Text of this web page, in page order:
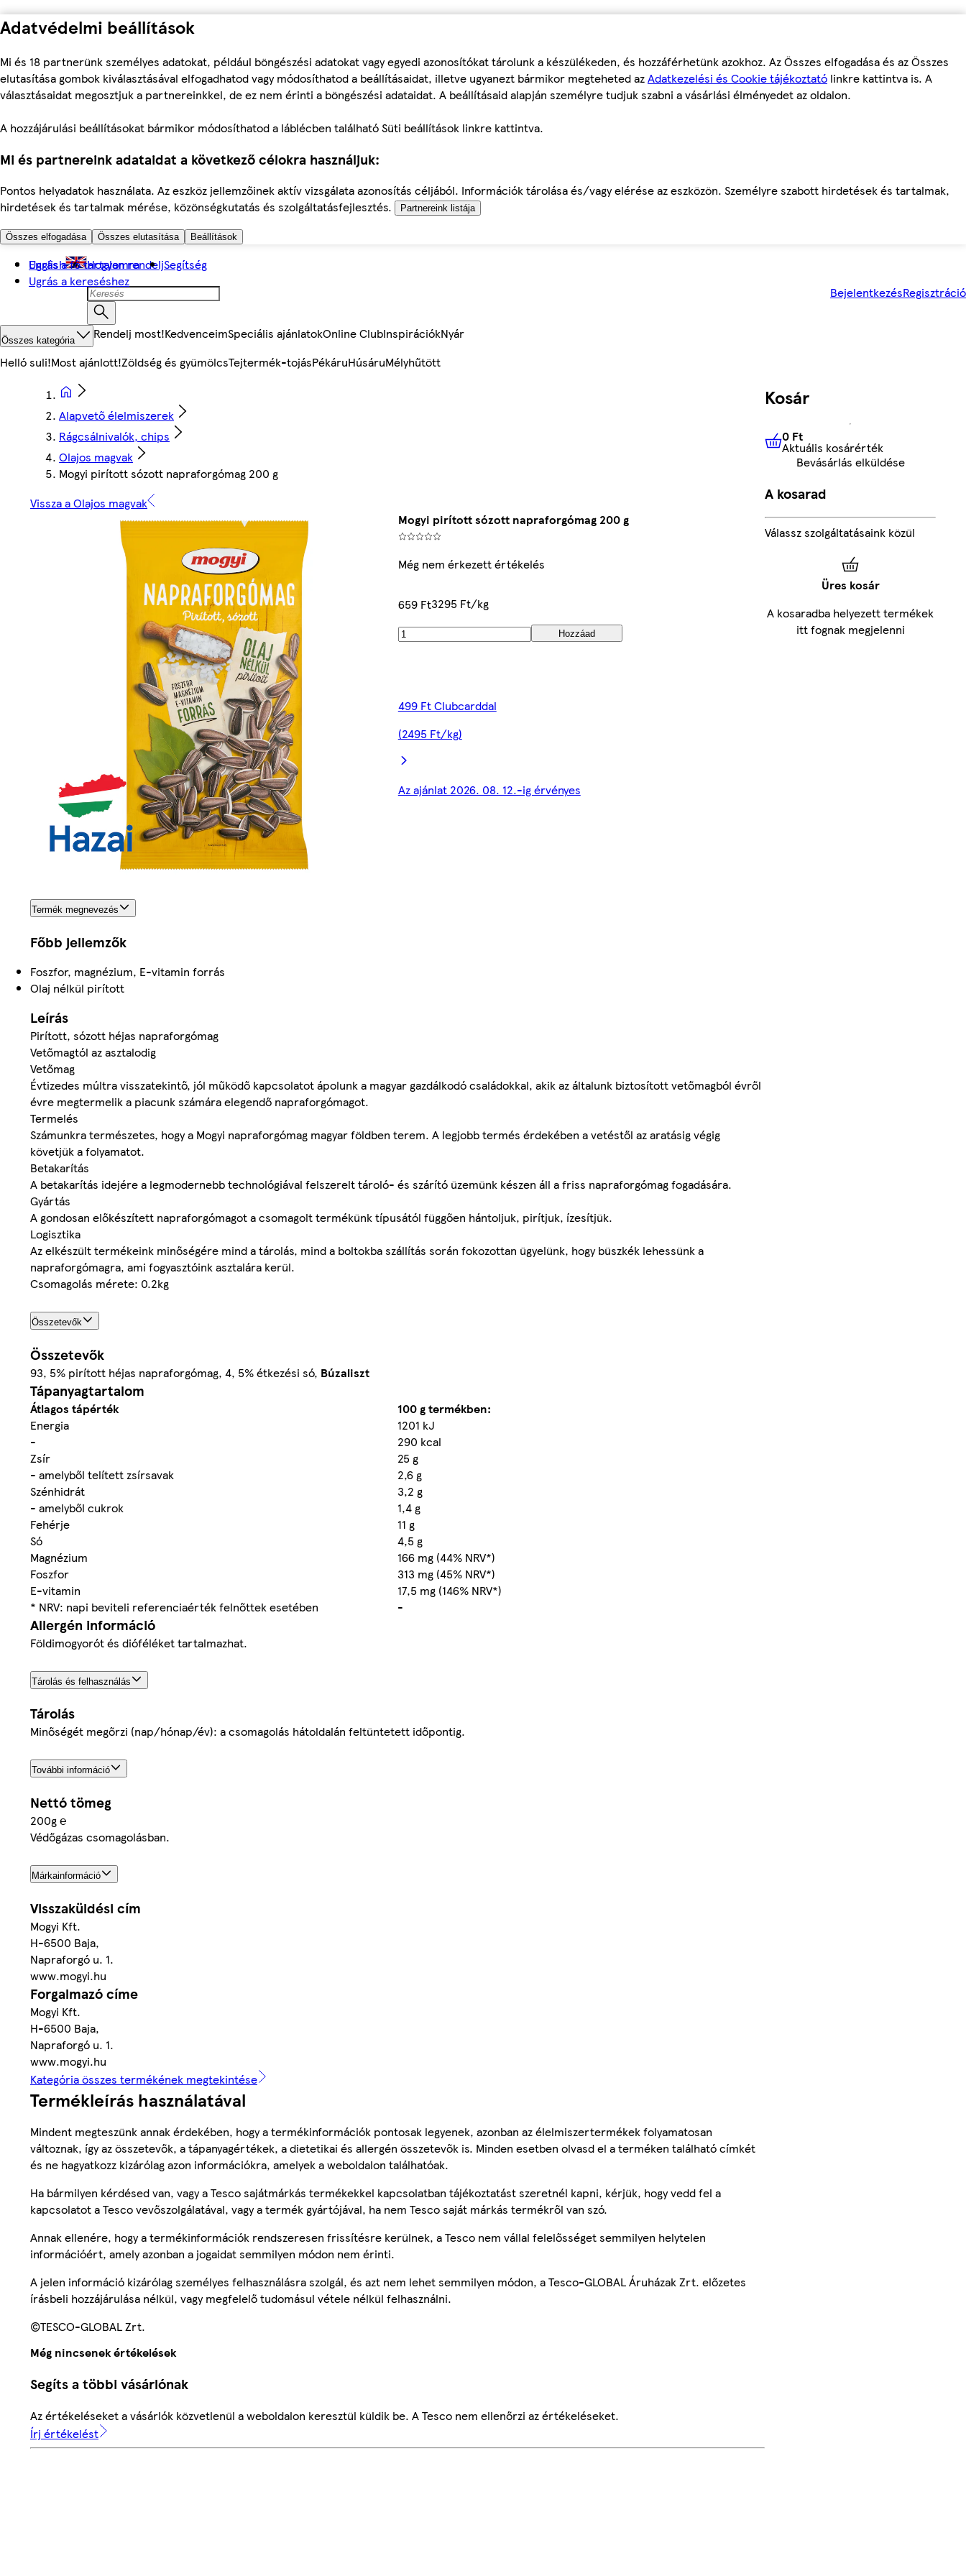
Adatvédelmi beállítások
Mi és 18 partnerünk személyes adatokat, például böngészési adatokat vagy egyedi azonosítókat tárolunk a készülékeden, és hozzáférhetünk azokhoz. Az Összes elfogadása és az Összes
elutasítása gombok kiválasztásával elfogadhatod vagy módosíthatod a beállításaidat, illetve ugyanezt bármikor megteheted azAdatkezelési és Cookie tájékoztató linkre kattintva is. A
választásaidat megosztjuk a partnereinkkel, de ez nem érinti a böngészési adataidat. A beállításaid alapján személyre tudjuk szabni a vásárlási élményedet az oldalon.
A hozzájárulási beállításokat bármikor módosíthatod a láblécben található Süti beállítások linkre kattintva.
Mi és partnereink adataidat a következő célokra használjuk:
Pontos helyadatok használata. Az eszköz jellemzőinek aktív vizsgálata azonosítás céljából. Információk tárolása és/vagy elérése az eszközön. Személyre szabott hirdetések és tartalmak,
hirdetések és tartalmak mérése, közönségkutatás és szolgáltatásfejlesztés.
Partnereink listája
Összes elfogadása Összes elutasítása Beállítások
Ugrás a fő tartalomra
Ugrás a kereséshez
English Hogyan rendeljSegítség
BejelentkezésRegisztráció
Összes kategória Rendelj most!KedvenceimSpeciális ajánlatokOnline ClubInspirációkNyár
Helló suli!Most ajánlott!Zöldség és gyümölcsTejtermék-tojásPékáruHúsáruMélyhűtött
Alapvető élelmiszerek
Rágcsálnivalók, chips
Olajos magvak
Mogyi pirított sózott napraforgómag 200 g
Vissza a Olajos magvak
Mogyi pirított sózott napraforgómag 200 g
Még nem érkezett értékelés
659 Ft3295 Ft/kg
Hozzáad
499 Ft Clubcarddal
(2495 Ft/kg)
Az ajánlat 2026. 08. 12.-ig érvényes
Termék megnevezés
Főbb jellemzők
Foszfor, magnézium, E-vitamin forrás
Olaj nélkül pirított
Leírás
Pirított, sózott héjas napraforgómag
Vetőmagtól az asztalodig
Vetőmag
Évtizedes múltra visszatekintő, jól működő kapcsolatot ápolunk a magyar gazdálkodó családokkal, akik az általunk biztosított vetőmagból évről
évre megtermelik a piacunk számára elegendő napraforgómagot.
Termelés
Számunkra természetes, hogy a Mogyi napraforgómag magyar földben terem. A legjobb termés érdekében a vetéstől az aratásig végig
követjük a folyamatot.
Betakarítás
A betakarítás idejére a legmodernebb technológiával felszerelt tároló- és szárító üzemünk készen áll a friss napraforgómag fogadására.
Gyártás
A gondosan előkészített napraforgómagot a csomagolt termékünk típusától függően hántoljuk, pirítjuk, ízesítjük.
Logisztika
Az elkészült termékeink minőségére mind a tárolás, mind a boltokba szállítás során fokozottan ügyelünk, hogy büszkék lehessünk a
napraforgómagra, ami fogyasztóink asztalára kerül.
Csomagolás mérete: 0.2kg
Összetevők
Összetevők
93, 5% pirított héjas napraforgómag, 4, 5% étkezési só, Búzaliszt
Tápanyagtartalom
Átlagos tápérték
100 g termékben:
Energia
1201 kJ
-
290 kcal
Zsír
25 g
- amelyből telített zsírsavak
2,6 g
Szénhidrát
3,2 g
- amelyből cukrok
1,4 g
Fehérje
11 g
Só
4,5 g
Magnézium
166 mg (44% NRV*)
Foszfor
313 mg (45% NRV*)
E-vitamin
17,5 mg (146% NRV*)
* NRV: napi beviteli referenciaérték felnőttek esetében
-
Allergén információ
Földimogyorót és dióféléket tartalmazhat.
Tárolás és felhasználás
Tárolás
Minőségét megőrzi (nap/hónap/év): a csomagolás hátoldalán feltüntetett időpontig.
További információ
Nettó tömeg
200g ℮
Védőgázas csomagolásban.
Márkainformáció
Visszaküldési cím
Mogyi Kft.
H-6500 Baja,
Napraforgó u. 1.
www.mogyi.hu
Forgalmazó címe
Mogyi Kft.
H-6500 Baja,
Napraforgó u. 1.
www.mogyi.hu
Kategória összes termékének megtekintése
Termékleírás használatával
Mindent megteszünk annak érdekében, hogy a termékinformációk pontosak legyenek, azonban az élelmiszertermékek folyamatosan
változnak, így az összetevők, a tápanyagértékek, a dietetikai és allergén összetevők is. Minden esetben olvasd el a terméken található címkét
és ne hagyatkozz kizárólag azon információkra, amelyek a weboldalon találhatóak.
Ha bármilyen kérdésed van, vagy a Tesco sajátmárkás termékekkel kapcsolatban tájékoztatást szeretnél kapni, kérjük, hogy vedd fel a
kapcsolatot a Tesco vevőszolgálatával, vagy a termék gyártójával, ha nem Tesco saját márkás termékről van szó.
Annak ellenére, hogy a termékinformációk rendszeresen frissítésre kerülnek, a Tesco nem vállal felelősséget semmilyen helytelen
információért, amely azonban a jogaidat semmilyen módon nem érinti.
A jelen információ kizárólag személyes felhasználásra szolgál, és azt nem lehet semmilyen módon, a Tesco-GLOBAL Áruházak Zrt. előzetes
írásbeli hozzájárulása nélkül, vagy megfelelő tudomásul vétele nélkül felhasználni.
©TESCO-GLOBAL Zrt.
Még nincsenek értékelések
Segíts a többi vásárlónak
Az értékeléseket a vásárlók közvetlenül a weboldalon keresztül küldik be. A Tesco nem ellenőrzi az értékeléseket.
Írj értékelést
Kosár
0 FtAktuális kosárérték
0 Ft
Aktuális kosárérték
Bevásárlás elküldése
A kosarad
Válassz szolgáltatásaink közül
Üres kosár
A kosaradba helyezett termékek
itt fognak megjelenni